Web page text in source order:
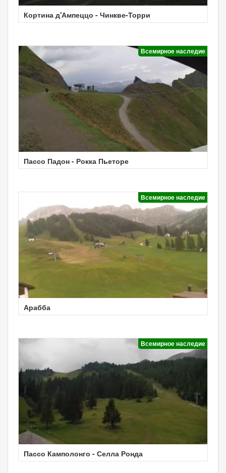
Кортина д'Ампеццо - Чинкве-Торри
Всемирное наследие
Пассо Падон - Рокка Пьеторе
Всемирное наследие
Арабба
Всемирное наследие
Пассо Камполонго - Селла Ронда